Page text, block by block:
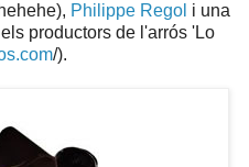
Philippe Regol i una
productors de l'arrós 'Lo
/).